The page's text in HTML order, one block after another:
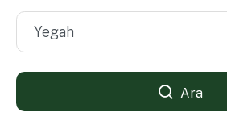
Ara